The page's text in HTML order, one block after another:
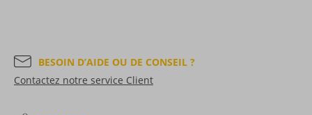
BESOIN D’AIDE OU DE CONSEIL ?
Contactez notre service Client